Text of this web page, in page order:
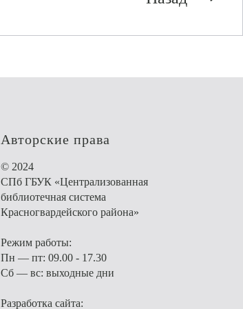
Авторские права
© 2024
СПб ГБУК «Централизованная
библиотечная система
Красногвардейского района»
Режим работы:
Пн — пт: 09.00 - 17.30
Сб — вс: выходные дни
Разработка сайта: